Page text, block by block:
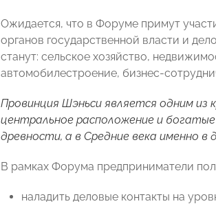
Ожидается, что в Форуме примут
органов государственной власти и
станут: сельское хозяйство,
автомобилестроение, бизнес-
Провинция Шэньси является одним
центральное расположение и
древности, а в Средние века именно
В рамках Форума предприниматели
наладить деловые контакты на